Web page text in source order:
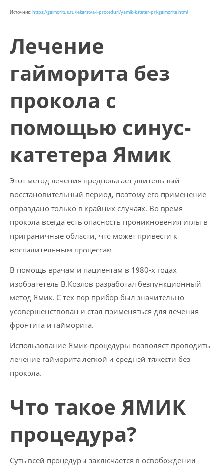
Источник:https://gaimoritus.ru/lekarstva-i-proceduri/yamik-kateter-pri-gaimorite.html
Лечение
гайморита без
прокола с
помощью синус-
катетера Ямик
Этот метод лечения предполагает длительный
восстановительный период, поэтому его применение
оправдано только в крайних случаях. Во время
прокола всегда есть опасность проникновения иглы в
приграничные области, что может привести к
воспалительным процессам.
В помощь врачам и пациентам в 1980-х годах
изобратетель В.Козлов разработал безпункционный
метод Ямик. С тех пор прибор был значительно
усовершенствован и стал применяться для лечения
фронтита и гайморита.
Использование Ямик-процедуры позволяет проводить
лечение гайморита легкой и средней тяжести без
прокола.
Что такое ЯМИК
процедура?
Суть всей процедуры заключается в освобождении